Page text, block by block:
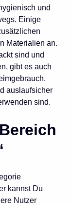
und
Einige
Materialien an.
sind und
gibt es auch
auslaufsicher
sind.
kannst Du
Nutzer